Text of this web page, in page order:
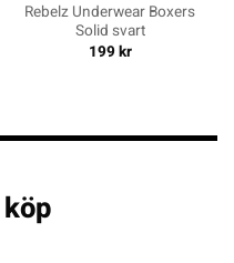
Rebelz Underwear Boxers
Solid svart
199kr